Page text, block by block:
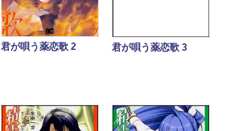
君が唄う薬恋歌 2 君が唄う薬恋歌 3